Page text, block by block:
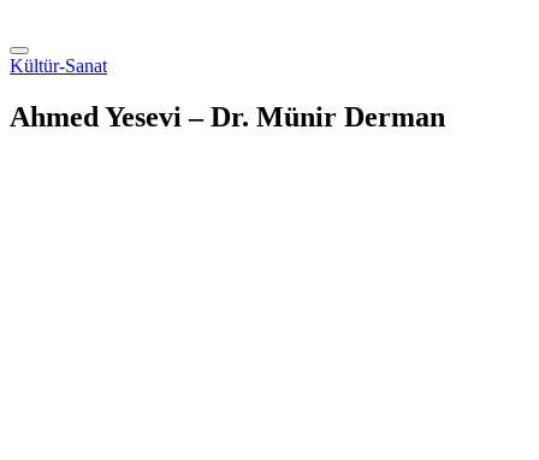
Kültür-Sanat
Ahmed Yesevi – Dr. Münir Derman